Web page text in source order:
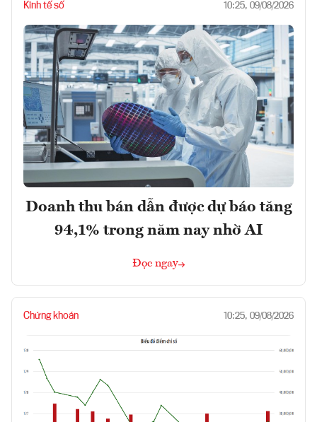
Kinh tế số 10:25, 09/08/2026
Doanh thu bán dẫn được dự báo tăng
94,1% trong năm nay nhờ AI
Đọc ngay
Chứng khoán 10:25, 09/08/2026